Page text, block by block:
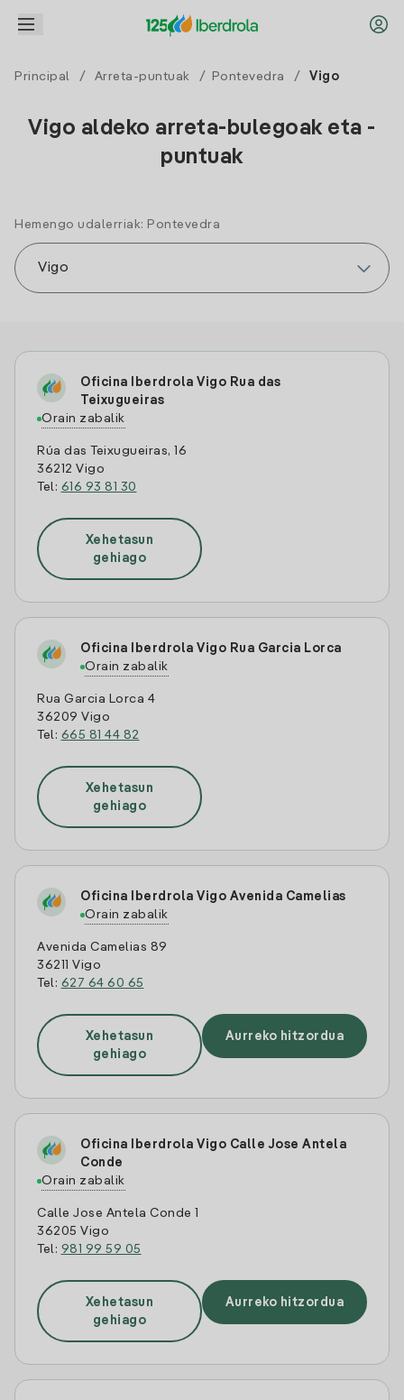
Principal / Arreta-puntuak / Pontevedra / Vigo
Vigo aldeko arreta-bulegoak eta -
puntuak
Hemengo udalerriak: Pontevedra
Oficina Iberdrola Vigo Rua das
Teixugueiras
Orain zabalik
Rúa das Teixugueiras, 16
36212 Vigo
Tel: 616 93 81 30
Xehetasun
gehiago
Oficina Iberdrola Vigo Rua Garcia Lorca
Orain zabalik
Rua Garcia Lorca 4
36209 Vigo
Tel: 665 81 44 82
Xehetasun
gehiago
Oficina Iberdrola Vigo Avenida Camelias
Orain zabalik
Avenida Camelias 89
36211 Vigo
Tel: 627 64 60 65
Xehetasun
gehiago
Aurreko hitzordua
Oficina Iberdrola Vigo Calle Jose Antela
Conde
Orain zabalik
Calle Jose Antela Conde 1
36205 Vigo
Tel: 981 99 59 05
Xehetasun
gehiago
Aurreko hitzordua